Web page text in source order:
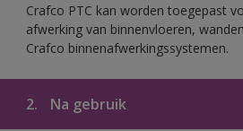
Crafco PTC kan worden toegepast
afwerking van binnenvloeren,
Crafco binnenafwerkingssystemen.
2. Na gebruik